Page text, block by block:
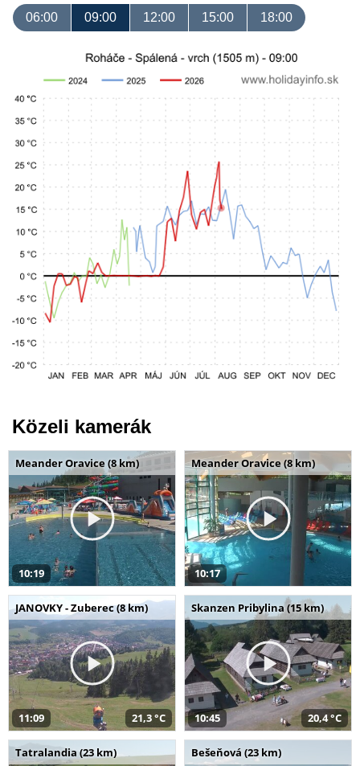
06:00 09:00 12:00 15:00 18:00
Közeli kamerák
Meander Oravice (8 km)
10:19
Meander Oravice (8 km)
10:17
JANOVKY - Zuberec (8 km)
11:09 21,3 °C
Skanzen Pribylina (15 km)
10:45 20,4 °C
Tatralandia (23 km) Bešeňová (23 km)